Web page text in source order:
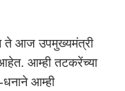
ते आज उपमुख्यमंत्री
आम्ही तटकरेंच्या
आम्ही